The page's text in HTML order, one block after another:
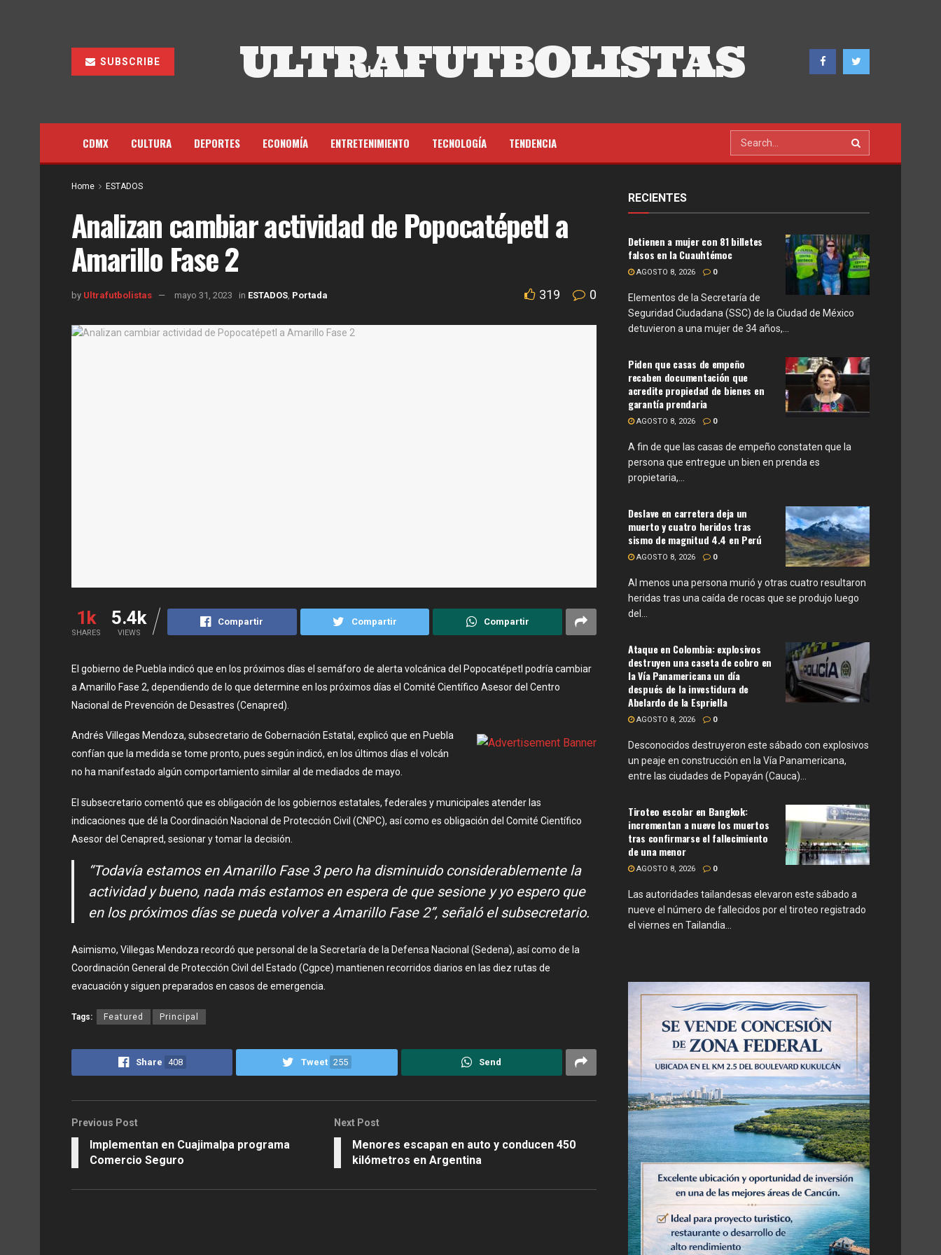
SUBSCRIBE ULTRAFUTBOLISTAS
CDMX CULTURA DEPORTES ECONOMÍA ENTRETENIMIENTO TECNOLOGÍA TENDENCIA
Home ESTADOS
Analizan cambiar actividad de Popocatépetl a
Amarillo Fase 2
by Ultrafutbolistas mayo 31, 2023 in ESTADOS Portada 319 0
1k
SHARES
5.4k
VIEWS
Compartir Compartir Compartir
El gobierno de Puebla indicó que en los próximos días el semáforo de alerta volcánica del Popocatépetl podría cambiar
a Amarillo Fase 2, dependiendo de lo que determine en los próximos días el Comité Científico Asesor del Centro
Nacional de Prevención de Desastres (Cenapred).
Andrés Villegas Mendoza, subsecretario de Gobernación Estatal, explicó que en Puebla
confían que la medida se tome pronto, pues según indicó, en los últimos días el volcán
no ha manifestado algún comportamiento similar al de mediados de mayo.
El subsecretario comentó que es obligación de los gobiernos estatales, federales y municipales atender las
indicaciones que dé la Coordinación Nacional de Protección Civil (CNPC), así como es obligación del Comité Científico
Asesor del Cenapred, sesionar y tomar la decisión.
“Todavía estamos en Amarillo Fase 3 pero ha disminuido considerablemente la
actividad y bueno, nada más estamos en espera de que sesione y yo espero que
en los próximos días se pueda volver a Amarillo Fase 2’’, señaló el subsecretario.
Asimismo, Villegas Mendoza recordó que personal de la Secretaría de la Defensa Nacional (Sedena), así como de la
Coordinación General de Protección Civil del Estado (Cgpce) mantienen recorridos diarios en las diez rutas de
evacuación y siguen preparados en casos de emergencia.
Tags: Featured Principal
Share 408 Tweet 255 Send
Previous Post
Implementan en Cuajimalpa programa
Comercio Seguro
Next Post
Menores escapan en auto y conducen 450
kilómetros en Argentina
RECIENTES
Detienen a mujer con 81 billetes
falsos en la Cuauhtémoc
AGOSTO 8, 2026 0
Elementos de la Secretaría de
Seguridad Ciudadana (SSC) de la Ciudad de México
detuvieron a una mujer de 34 años,...
Piden que casas de empeño
recaben documentación que
acredite propiedad de bienes en
garantía prendaria
AGOSTO 8, 2026 0
A fin de que las casas de empeño constaten que la
persona que entregue un bien en prenda es
propietaria,...
Deslave en carretera deja un
muerto y cuatro heridos tras
sismo de magnitud 4.4 en Perú
AGOSTO 8, 2026 0
Al menos una persona murió y otras cuatro resultaron
heridas tras una caída de rocas que se produjo luego
del...
Ataque en Colombia: explosivos
destruyen una caseta de cobro en
la Vía Panamericana un día
después de la investidura de
Abelardo de la Espriella
AGOSTO 8, 2026 0
Desconocidos destruyeron este sábado con explosivos
un peaje en construcción en la Vía Panamericana,
entre las ciudades de Popayán (Cauca)...
Tiroteo escolar en Bangkok:
incrementan a nueve los muertos
tras confirmarse el fallecimiento
de una menor
AGOSTO 8, 2026 0
Las autoridades tailandesas elevaron este sábado a
nueve el número de fallecidos por el tiroteo registrado
el viernes en Tailandia...